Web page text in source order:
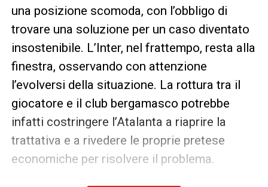
una posizione scomoda, con l’obbligo di
trovare una soluzione per un caso diventato
insostenibile. L’Inter, nel frattempo, resta alla
finestra, osservando con attenzione
l’evolversi della situazione. La rottura tra il
giocatore e il club bergamasco potrebbe
infatti costringere l’Atalanta a riaprire la
trattativa e a rivedere le proprie pretese
economiche per risolvere il problema.